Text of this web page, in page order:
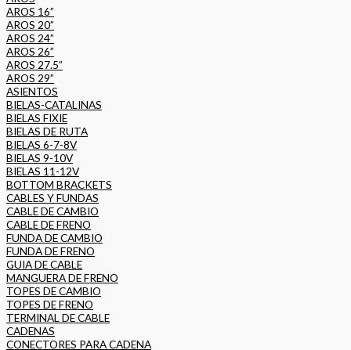
AROS 16”
AROS 20”
AROS 24”
AROS 26”
AROS 27.5”
AROS 29”
ASIENTOS
BIELAS-CATALINAS
BIELAS FIXIE
BIELAS DE RUTA
BIELAS 6-7-8V
BIELAS 9-10V
BIELAS 11-12V
BOTTOM BRACKETS
CABLES Y FUNDAS
CABLE DE CAMBIO
CABLE DE FRENO
FUNDA DE CAMBIO
FUNDA DE FRENO
GUIA DE CABLE
MANGUERA DE FRENO
TOPES DE CAMBIO
TOPES DE FRENO
TERMINAL DE CABLE
CADENAS
CONECTORES PARA CADENA